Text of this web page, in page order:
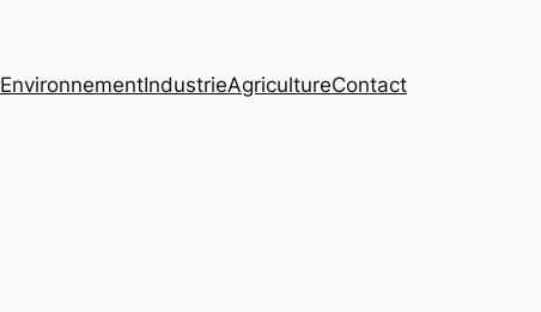
EnvironnementIndustrieAgricultureContact